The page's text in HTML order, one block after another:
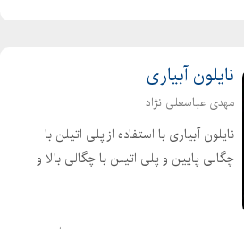
نایلون آبیاری
مهدی عباسعلی نژاد
نایلون آبیاری با استفاده از پلی اتیلن با
چگالی پایین و پلی اتیلن با چگالی بالا و